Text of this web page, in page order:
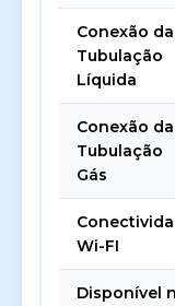
Conexão da
Tubulação
Líquida
Conexão da
Tubulação
Gás
Wi-FI
Disponível